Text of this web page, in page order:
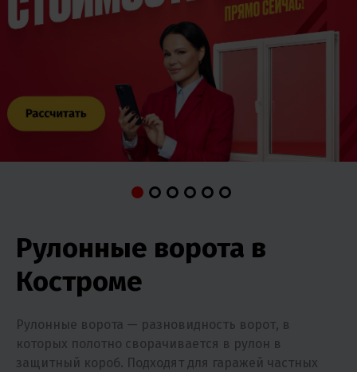
Рулонные ворота в
Костроме
Рулонные ворота — разновидность ворот, в
которых полотно сворачивается в рулон в
защитный короб. Подходят для гаражей частных